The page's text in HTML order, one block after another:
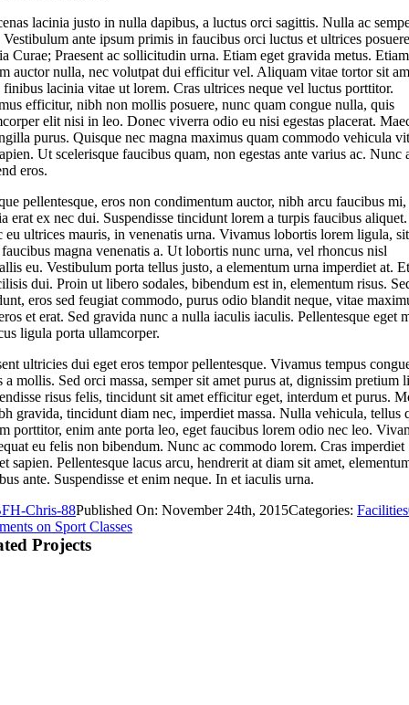
lacinia justo in nulla dapibus, a luctus orci sagittis. Nulla ac
Vestibulum ante ipsum primis in faucibus orci luctus et ultrices posuere
Curae; Praesent ac sollicitudin urna. Etiam eget gravida metus. Etiam
auctor nulla, nec volutpat dui efficitur vel. Aliquam vitae tortor sit
finibus lacinia vitae ut lorem. Cras ultrices neque vel luctus porttitor.
efficitur, nibh non mollis posuere, nunc quam congue nulla, quis
elit nisi in leo. Donec viverra odio eu nisi egestas placerat.
purus. Quisque nec magna maximus quam commodo vehicula
Ut scelerisque faucibus quam, non egestas ante varius ac. Nunc
eros.
pellentesque, eros non condimentum auctor, nibh arcu faucibus mi,
erat ex nec dui. Suspendisse tincidunt lorem a turpis faucibus aliquet.
eu ultrices mauris, in venenatis urna. Vivamus lobortis lorem ligula, sit
faucibus magna venenatis a. Ut lobortis nunc urna, vel rhoncus nisl
eu. Vestibulum porta tellus justo, a elementum urna imperdiet at.
dui. Proin ut libero sodales, bibendum est in, elementum risus.
eros sed feugiat commodo, purus odio blandit neque, vitae
et erat. Sed gravida nunc a nulla iaculis iaculis. Pellentesque eget
ligula porta ullamcorper.
ultricies dui eget eros tempor pellentesque. Vivamus tempus
a mollis. Sed orci massa, semper sit amet purus at, dignissim pretium
risus felis, tincidunt sit amet efficitur eget, interdum et purus.
gravida, tincidunt diam nec, imperdiet massa. Nulla vehicula, tellus
porttitor, enim ante porta leo, eget faucibus lorem odio nec leo.
eu felis non bibendum. Nunc ac commodo lorem. Cras imperdiet
sapien. Pellentesque lacus arcu, hendrerit at diam sit amet,
ante. Suspendisse et enim neque. In et iaculis urna.
Chris-88Published On: November 24th, 2015Categories: Facilities
on Sport Classes
Projects